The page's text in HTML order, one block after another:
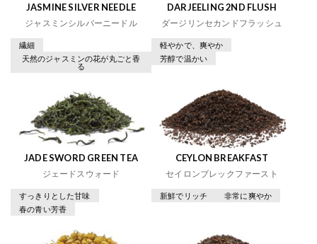
JASMINE SILVER NEEDLE
ジャスミンシルバーニードル
繊細
天然のジャスミンの花が丸ごと香
る
DARJEELING 2ND FLUSH
ダージリンセカンドフラッシュ
軽やかで、爽やか
芳醇で温かい
JADE SWORD GREEN TEA
ジェードスウォード
すっきりとした甘味
春の青い芳香
CEYLON BREAKFAST
セイロンブレックファースト
新鮮でリッチ 非常に爽やか